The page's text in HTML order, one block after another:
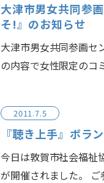
大津市男女共同参
そ!』のお知らせ
大津市男女共同参画セ
の内容で女性限定の
2011.7.5
『聴き上手』ボラ
今日は敦賀市社会福祉
が開催されました。